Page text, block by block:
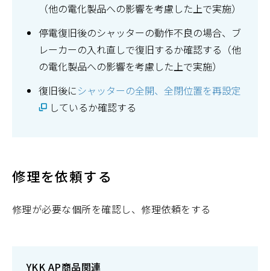
（他の電化製品への影響を考慮した上で実施）
停電復旧後のシャッターの動作不良の場合、ブ
レーカーの入れ直しで復旧するか確認する（他
の電化製品への影響を考慮した上で実施）
復旧後にシャッターの全開、全閉位置を再設定
しているか確認する
修理を依頼する
修理が必要な個所を確認し、修理依頼をする
YKK AP商品関連